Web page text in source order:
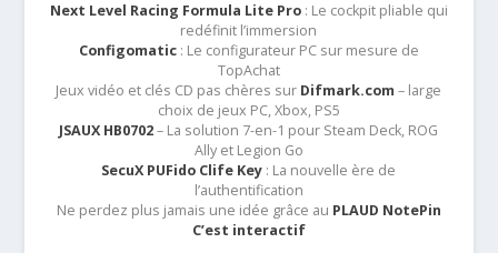
Next Level Racing Formula Lite Pro: Le cockpit pliable qui
redéfinit l’immersion
Configomatic: Le configurateur PC sur mesure de
TopAchat
Jeux vidéo et clés CD pas chères sur Difmark.com – large
choix de jeux PC, Xbox, PS5
JSAUX HB0702– La solution 7-en-1 pour Steam Deck, ROG
Ally et Legion Go
SecuX PUFido Clife Key : La nouvelle ère de
l’authentification
Ne perdez plus jamais une idée grâce au PLAUD NotePin
C’est interactif